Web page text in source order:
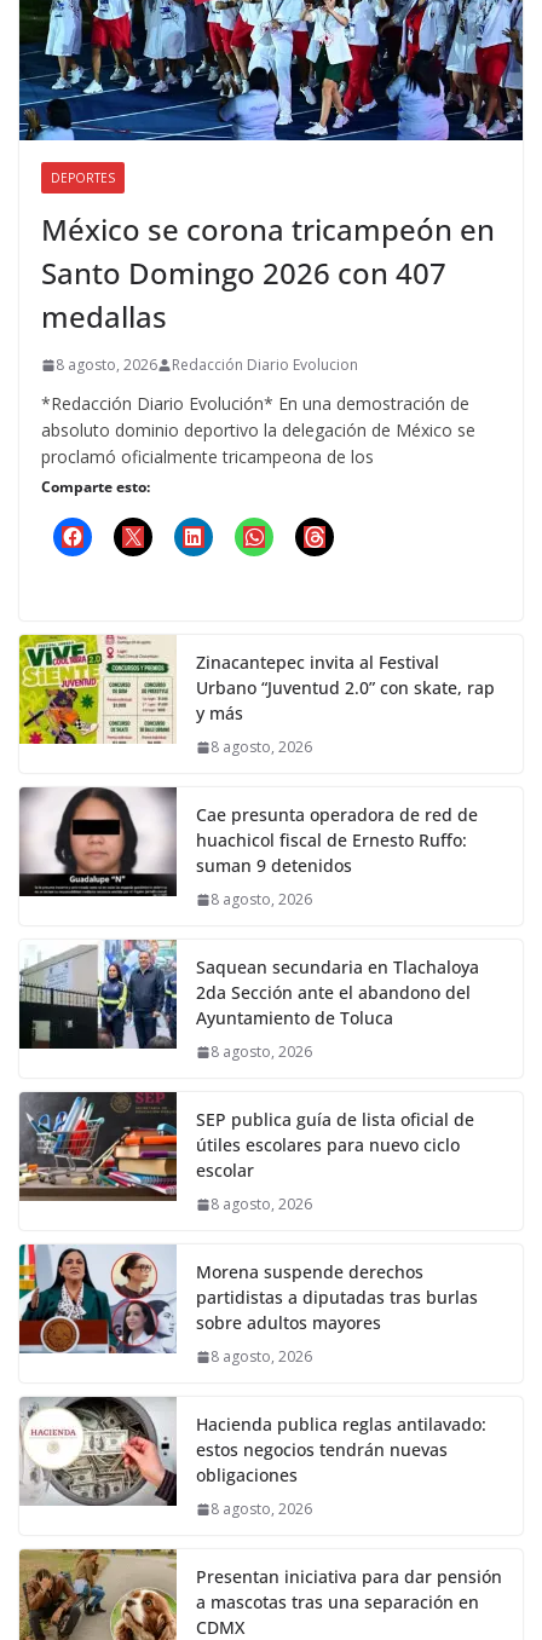
DEPORTES
México se corona tricampeón en
Santo Domingo 2026 con 407
medallas
8 agosto, 2026 Redacción Diario Evolucion
*Redacción Diario Evolución* En una demostración de
absoluto dominio deportivo la delegación de México se
proclamó oficialmente tricampeona de los
Comparte esto:
Zinacantepec invita al Festival
Urbano “Juventud 2.0” con skate, rap
y más
8 agosto, 2026
Cae presunta operadora de red de
huachicol fiscal de Ernesto Ruffo:
suman 9 detenidos
8 agosto, 2026
Saquean secundaria en Tlachaloya
2da Sección ante el abandono del
Ayuntamiento de Toluca
8 agosto, 2026
SEP publica guía de lista oficial de
útiles escolares para nuevo ciclo
escolar
8 agosto, 2026
Morena suspende derechos
partidistas a diputadas tras burlas
sobre adultos mayores
8 agosto, 2026
Hacienda publica reglas antilavado:
estos negocios tendrán nuevas
obligaciones
8 agosto, 2026
Presentan iniciativa para dar pensión
a mascotas tras una separación en
CDMX